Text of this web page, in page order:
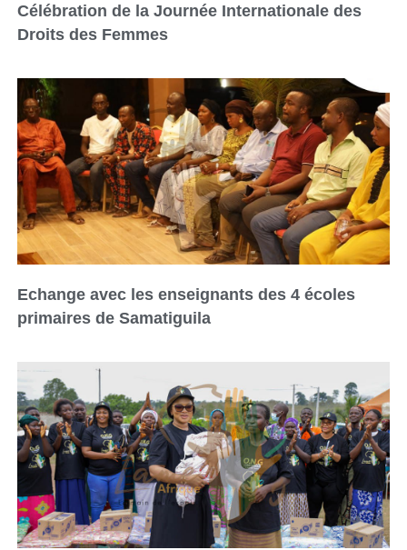
Célébration de la Journée Internationale des
Droits des Femmes
Echange avec les enseignants des 4 écoles
primaires de Samatiguila